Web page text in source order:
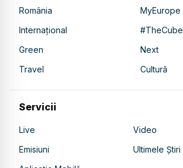
România
MyEurope
Internațional
#TheCube
Green
Next
Travel
Cultură
Servicii
Live
Video
Emisiuni
Ultimele Știri